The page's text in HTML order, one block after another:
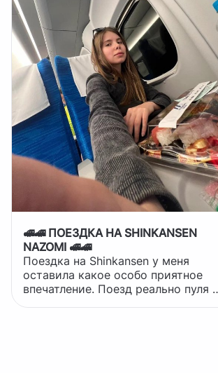
🚅🚄 ПОЕЗДКА НА SHINKANSEN
NAZOMI 🚅🚄
Поездка на Shinkansen у меня
оставила какое особо приятное
впечатление. Поезд реально пуля -
тихий, быстрый и очень